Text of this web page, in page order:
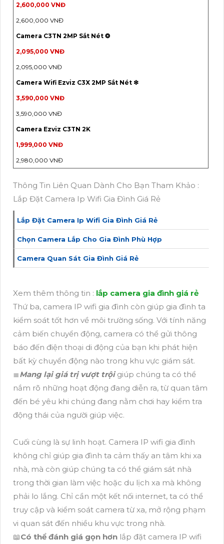
2,600,000 VNĐ
2,600,000 VNĐ
Camera C3TN 2MP Sắt Nét ❂
2,095,000 VNĐ
2,095,000 VNĐ
Camera Wifi Ezviz C3X 2MP Sắt Nét ❇
3,590,000 VNĐ
3,590,000 VNĐ
Camera Ezviz C3TN 2K
1,999,000 VNĐ
2,980,000 VNĐ
Thông Tin Liên Quan Dành Cho Bạn Tham Khảo :
Lắp Đặt Camera Ip Wifi Gia Đình Giá Rẻ
Lắp Đặt Camera Ip Wifi Gia Đình Giá Rẻ
Chọn Camera Lắp Cho Gia Đình Phù Hợp
Camera Quan Sát Gia Đình Giá Rẻ
Xem thêm thông tin : lắp camera gia đình giá rẻ
Thứ ba, camera IP wifi gia đình còn giúp gia đình ta
kiểm soát tốt hơn về môi trường sống. Với tính năng
cảm biến chuyển động, camera có thể gửi thông
báo đến điện thoại di động của bạn khi phát hiện
bất kỳ chuyển động nào trong khu vực giám sát.
≣Mang lại giá trị vượt trộigiúp chúng ta có thể
nắm rõ những hoạt động đang diễn ra, từ quan tâm
đến bé yêu khi chúng đang nằm chơi hay kiểm tra
động thái của người giúp việc.
Cuối cùng là sự linh hoạt. Camera IP wifi gia đình
không chỉ giúp gia đình ta cảm thấy an tâm khi xa
nhà, mà còn giúp chúng ta có thể giám sát nhà
trong thời gian làm việc hoặc du lịch xa mà không
phải lo lắng. Chỉ cần một kết nối internet, ta có thể
truy cập và kiểm soát camera từ xa, mở rộng phạm
vi quan sát đến nhiều khu vực trong nhà.
📖Có thể đánh giá gọn hơn lắp đặt camera IP wifi